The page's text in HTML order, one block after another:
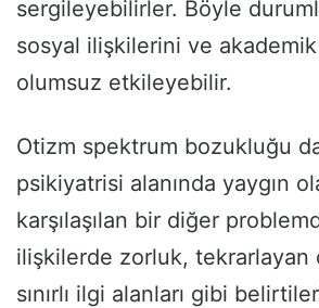
sergileyebilirler. Böyle
sosyal ilişkilerini ve akademik
olumsuz etkileyebilir.
Otizm spektrum bozukluğu
psikiyatrisi alanında yaygın
karşılaşılan bir diğer
ilişkilerde zorluk, tekrarlayan
sınırlı ilgi alanları gibi